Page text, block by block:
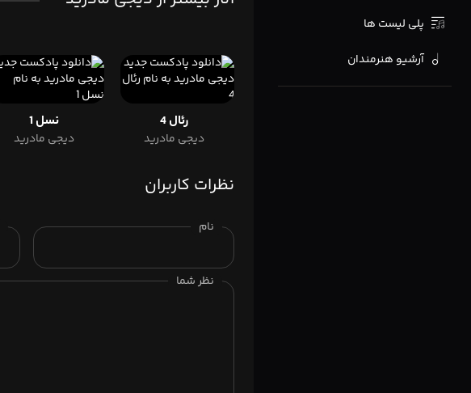
پلی لیست ها
آرشیو هنرمندان
رئال 4
دیجی مادرید
نسل 1
دیجی مادرید
نظرات کاربران
نام
نظر شما